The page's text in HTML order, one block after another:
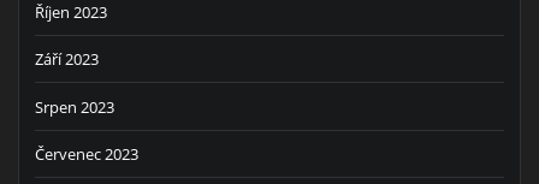
Říjen 2023
Září 2023
Srpen 2023
Červenec 2023